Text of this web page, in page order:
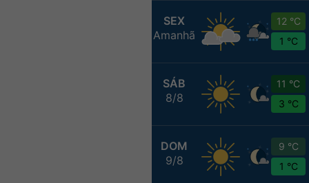
SEX
Amanhã
12 °C
1 °C
SÁB
8/8
11 °C
3 °C
DOM
9/8
9 °C
1 °C